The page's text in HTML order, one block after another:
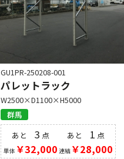
GU1PR-250208-001
パレットラック
W2500×D1100×H5000
群馬
あと3 点
単体 ￥32,000
あと 1 点
連結￥28,000